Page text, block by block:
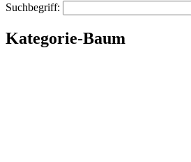
Suchbegriff:
Kategorie-Baum